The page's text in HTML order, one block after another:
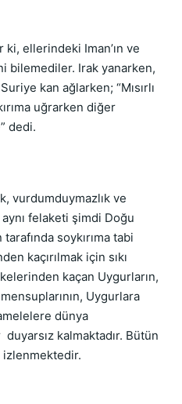
ellerindeki Iman’ın ve
bilemediler. Irak yanarken,
kan ağlarken; “Mısırlı
uğrarken diğer
dedi.
vurdumduymazlık ve
felaketi şimdi Doğu
soykırıma tabi
kaçırılmak için sıkı
kaçan Uygurların,
Uygurlara
dünya
kalmaktadır. Bütün
izlenmektedir.